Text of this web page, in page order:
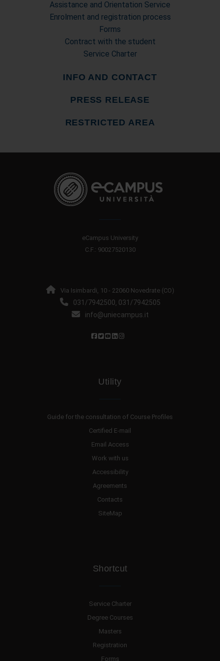
Assistance and Orientation Service
Enrolment and registration process
Forms
Contract with the student
Service Charter
INFO AND CONTACT
PRESS RELEASE
RESTRICTED AREA
eCampus University
C.F.: 90027520130
Via Isimbardi, 10 - 22060 Novedrate (CO)
031/7942500, 031/7942505
info@uniecampus.it
Utility
Guide for the consultation of Course Profiles
Certified E-mail
Email Access
Work with us
Accessibility
Agreements
Contacts
SiteMap
Shortcut
Service Charter
Degree Courses
Masters
Registration
Forms